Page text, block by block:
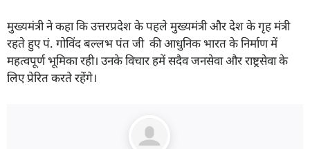
मुख्यमंत्री ने कहा कि उत्तरप्रदेश के पहले मुख्यमंत्री और देश के गृह मंत्री
रहते हुए पं. गोविंद बल्लभ पंत जी की आधुनिक भारत के निर्माण में
महत्वपूर्ण भूमिका रही। उनके विचार हमें सदैव जनसेवा और राष्ट्रसेवा के
लिए प्रेरित करते रहेंगे।